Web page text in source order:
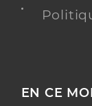
EN CE